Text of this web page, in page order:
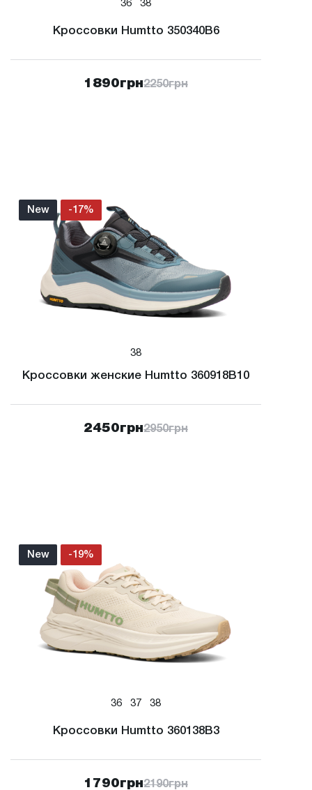
36 38
Кроссовки Humtto 350340B6
1890грн2250грн
New -17%
38
Кроссовки женские Humtto 360918B10
2450грн2950грн
New -19%
36 37 38
Кроссовки Humtto 360138B3
1790грн2190грн